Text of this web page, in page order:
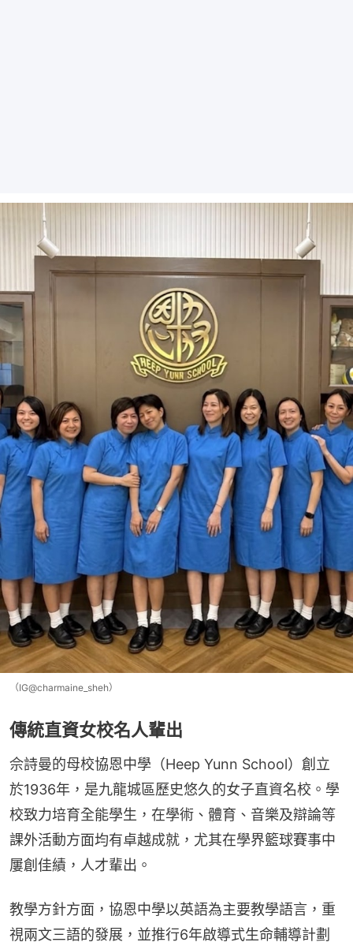
（IG@charmaine_sheh）
傳統直資女校名人輩出
佘詩曼的母校協恩中學（Heep Yunn School）創立
於1936年，是九龍城區歷史悠久的女子直資名校。學
校致力培育全能學生，在學術、體育、音樂及辯論等
課外活動方面均有卓越成就，尤其在學界籃球賽事中
屢創佳績，人才輩出。
教學方針方面，協恩中學以英語為主要教學語言，重
視兩文三語的發展，並推行6年啟導式生命輔導計劃